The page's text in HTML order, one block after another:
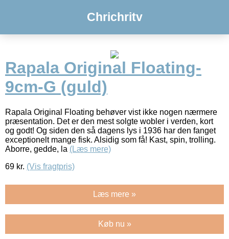
Chrichritv
Rapala Original Floating-
9cm-G (guld)
Rapala Original Floating behøver vist ikke nogen nærmere
præsentation. Det er den mest solgte wobler i verden, kort
og godt! Og siden den så dagens lys i 1936 har den fanget
exceptionelt mange fisk. Alsidig som få! Kast, spin, trolling.
Aborre, gedde, la (Læs mere)
69 kr. (Vis fragtpris)
Læs mere »
Køb nu »